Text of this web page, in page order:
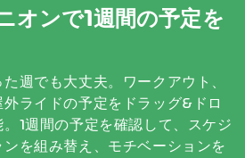
オンで1週間の予定を
週でも大丈夫。ワークアウト、
ライドの予定をドラッグ&ドロ
1週間の予定を確認して、スケジ
を組み替え、モチベーションを